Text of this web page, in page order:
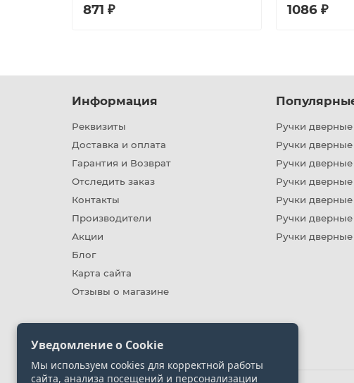
871 ₽ 1086 ₽
Информация
Реквизиты
Доставка и оплата
Гарантия и Возврат
Отследить заказ
Контакты
Производители
Акции
Блог
Карта сайта
Отзывы о магазине
Ручки дверные
Ручки
Ручки
Ручки дверные
Ручки дверные
Ручки
Ручки
Уведомление о Cookie
Мы используем cookies для корректной работы
сайта, анализа посещений и персонализации